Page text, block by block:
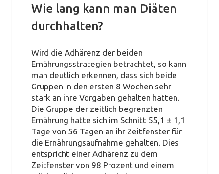
Wie lang kann man Diäten
durchhalten?
Wird die Adhärenz der beiden
Ernährungsstrategien betrachtet, so kann
man deutlich erkennen, dass sich beide
Gruppen in den ersten 8 Wochen sehr
stark an ihre Vorgaben gehalten hatten.
Die Gruppe der zeitlich begrenzten
Ernährung hatte sich im Schnitt 55,1 ± 1,1
Tage von 56 Tagen an ihr Zeitfenster für
die Ernährungsaufnahme gehalten. Dies
entspricht einer Adhärenz zu dem
Zeitfenster von 98 Prozent und einem